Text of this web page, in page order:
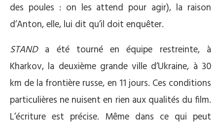
des poules : on les attend pour agir), la raison
d’Anton, elle, lui dit qu’il doit enquêter.
STANDa été tourné en équipe restreinte, à
Kharkov, la deuxième grande ville d’Ukraine, à 30
km de la frontière russe, en 11 jours. Ces conditions
particulières ne nuisent en rien aux qualités du film.
L’écriture est précise. Même dans ce qui peut